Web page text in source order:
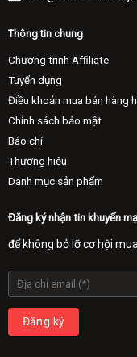
Thông tin chung
Chương trình Afﬁliate
Tuyển dụng
Điều khoản mua bán hàng
Chính sách bảo mật
Báo chí
Thương hiệu
Danh mục sản phẩm
Đăng ký nhận tin khuyến
để không bỏ lỡ cơ hội